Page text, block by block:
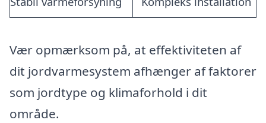
Vær opmærksom på, at effektiviteten af
dit jordvarmesystem afhænger af faktorer
som jordtype og klimaforhold i dit
område.